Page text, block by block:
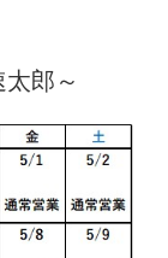
郎～